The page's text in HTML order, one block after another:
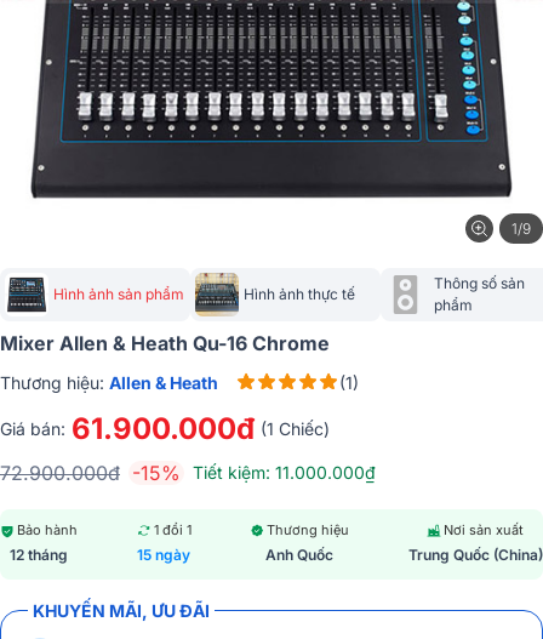
1/9
Hình ảnh sản phẩm Hình ảnh thực tế
Thông số sản
phẩm
Mixer Allen & Heath Qu-16 Chrome
Thương hiệu: Allen & Heath (1)
Giá bán: 61.900.000đ (1 Chiếc)
72.900.000đ -15% Tiết kiệm: 11.000.000₫
Bảo hành
12 tháng
1 đổi 1
15 ngày
Thương hiệu
Anh Quốc
Nơi sản xuất
Trung Quốc (China)
KHUYẾN MÃI, ƯU ĐÃI